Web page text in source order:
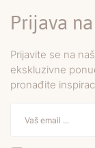
Prijava
Prijavite se na
ekskluzivne
pronađite